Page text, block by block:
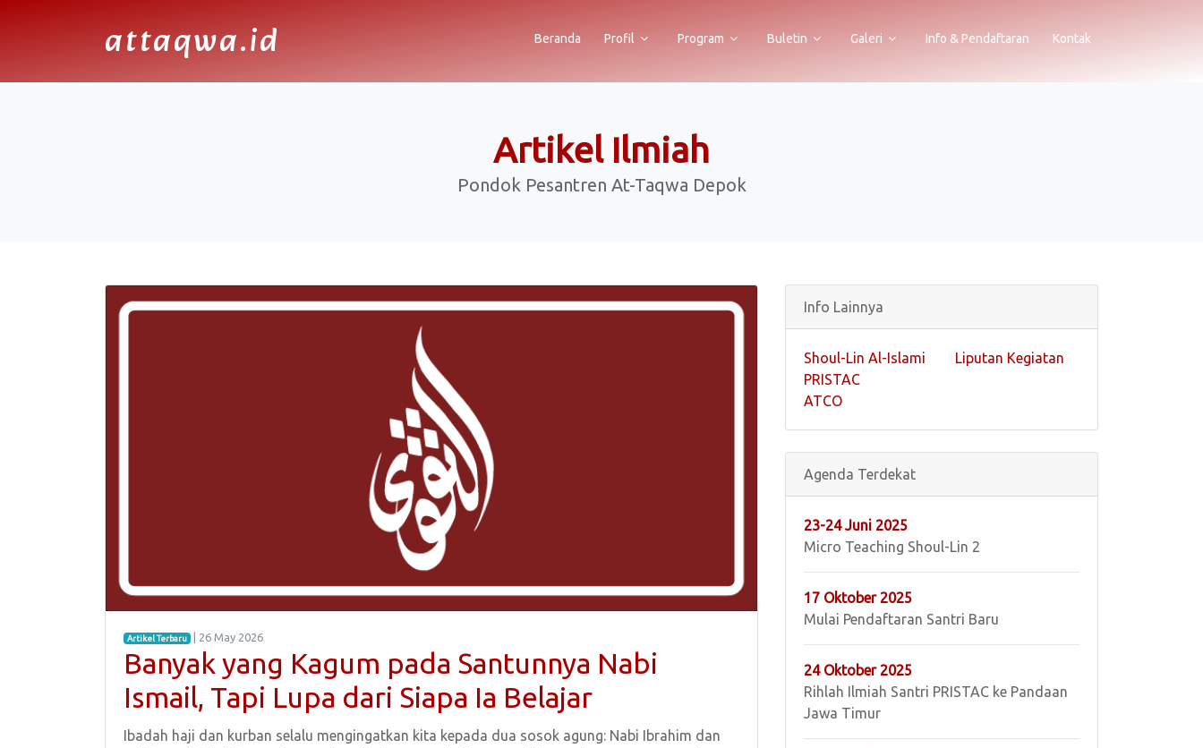
attaqwa.id Beranda Profil Program Buletin Galeri Info & Pendaftaran Kontak
Artikel Ilmiah
Pondok Pesantren At-Taqwa Depok
Artikel Terbaru | 26 May 2026
Banyak yang Kagum pada Santunnya Nabi
Ismail, Tapi Lupa dari Siapa Ia Belajar
Ibadah haji dan kurban selalu mengingatkan kita kepada dua sosok agung: Nabi Ibrahim dan
Info Lainnya
Shoul-Lin Al-Islami
PRISTAC
ATCO
Liputan Kegiatan
Agenda Terdekat
23-24 Juni 2025
Micro Teaching Shoul-Lin 2
17 Oktober 2025
Mulai Pendaftaran Santri Baru
24 Oktober 2025
Rihlah Ilmiah Santri PRISTAC ke Pandaan
Jawa Timur